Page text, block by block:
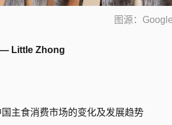
图源：
— Little Zhong
主食消费市场的变化及发展趋势